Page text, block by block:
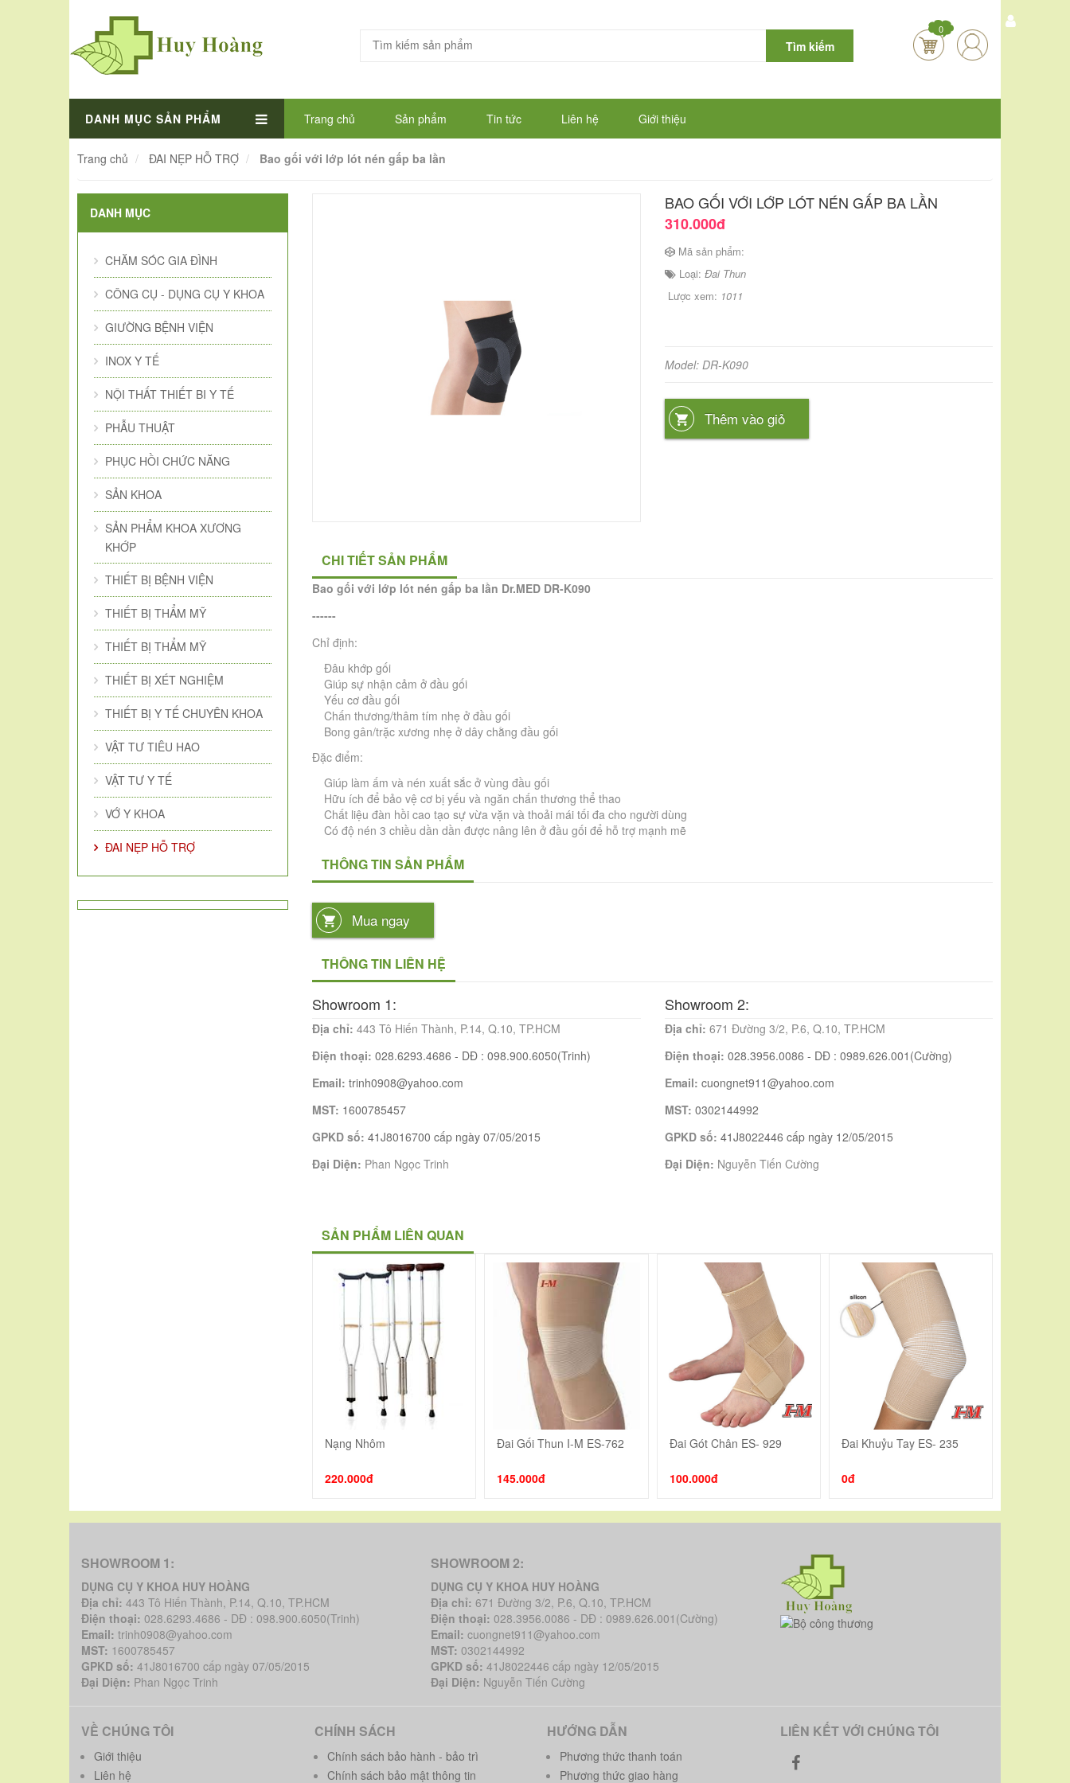
Tìm kiếm
0
DANH MỤC SẢN PHẨM Trang chủ Sản phẩm Tin tức Liên hệ Giới thiệu
Trang chủ ĐAI NẸP HỖ TRỢ Bao gối với lớp lót nén gấp ba lần
DANH MỤC
CHĂM SÓC GIA ĐÌNH
CÔNG CỤ - DỤNG CỤ Y KHOA
GIƯỜNG BỆNH VIỆN
INOX Y TẾ
NỘI THẤT THIẾT BI Y TẾ
PHẪU THUẬT
PHỤC HỒI CHỨC NĂNG
SẢN KHOA
SẢN PHẨM KHOA XƯƠNG
KHỚP
THIẾT BỊ BỆNH VIỆN
THIẾT BỊ THẨM MỸ
THIẾT BỊ THẨM MỸ
THIẾT BỊ XÉT NGHIỆM
THIẾT BỊ Y TẾ CHUYÊN KHOA
VẬT TƯ TIÊU HAO
VẬT TƯ Y TẾ
VỚ Y KHOA
ĐAI NẸP HỖ TRỢ
BAO GỐI VỚI LỚP LÓT NÉN GẤP BA LẦN
310.000đ
Mã sản phẩm:
Loại: Đai Thun
Lược xem: 1011
Model: DR-K090
Thêm vào giỏ
CHI TIẾT SẢN PHẨM
Bao gối với lớp lót nén gấp ba lần Dr.MED DR-K090
------
Chỉ định:
Đâu khớp gối
Giúp sự nhận cảm ở đầu gối
Yếu cơ đầu gối
Chấn thương/thâm tím nhẹ ở đầu gối
Bong gân/trặc xương nhẹ ở dây chằng đầu gối
Đặc điểm:
Giúp làm ấm và nén xuất sắc ở vùng đầu gối
Hữu ích để bảo vệ cơ bị yếu và ngăn chấn thương thể thao
Chất liệu đàn hồi cao tạo sự vừa vặn và thoải mái tối đa cho người dùng
Có độ nén 3 chiều dần dần được nâng lên ở đầu gối để hỗ trợ mạnh mẽ
THÔNG TIN SẢN PHẨM
Mua ngay
THÔNG TIN LIÊN HỆ
Showroom 1:
Địa chỉ: 443 Tô Hiến Thành, P.14, Q.10, TP.HCM
Điện thoại: 028.6293.4686 - DĐ : 098.900.6050(Trinh)
Email: trinh0908@yahoo.com
MST: 1600785457
GPKD số: 41J8016700 cấp ngày 07/05/2015
Đại Diện: Phan Ngọc Trinh
Showroom 2:
Địa chỉ: 671 Đường 3/2, P.6, Q.10, TP.HCM
Điện thoại: 028.3956.0086 - DĐ : 0989.626.001(Cường)
Email: cuongnet911@yahoo.com
MST: 0302144992
GPKD số: 41J8022446 cấp ngày 12/05/2015
Đại Diện: Nguyễn Tiến Cường
SẢN PHẨM LIÊN QUAN
Thêm vào giỏ
Nạng Nhôm
220.000đ
Thêm vào giỏ
Đai Gối Thun I-M ES-762
145.000đ
Thêm vào giỏ
Đai Gót Chân ES- 929
100.000đ
Thêm vào giỏ
Đai Khuỷu Tay ES- 235
0đ
SHOWROOM 1:
DỤNG CỤ Y KHOA HUY HOÀNG
Địa chỉ: 443 Tô Hiến Thành, P.14, Q.10, TP.HCM
Điện thoại: 028.6293.4686 - DĐ : 098.900.6050(Trinh)
Email: trinh0908@yahoo.com
MST: 1600785457
GPKD số: 41J8016700 cấp ngày 07/05/2015
Đại Diện: Phan Ngọc Trinh
SHOWROOM 2:
DỤNG CỤ Y KHOA HUY HOÀNG
Địa chỉ: 671 Đường 3/2, P.6, Q.10, TP.HCM
Điện thoại: 028.3956.0086 - DĐ : 0989.626.001(Cường)
Email: cuongnet911@yahoo.com
MST: 0302144992
GPKD số: 41J8022446 cấp ngày 12/05/2015
Đại Diện: Nguyễn Tiến Cường
VỀ CHÚNG TÔI
Giới thiệu
Liên hệ
CHÍNH SÁCH
Chính sách bảo hành - bảo trì
Chính sách bảo mật thông tin
HƯỚNG DẪN
Phương thức thanh toán
Phương thức giao hàng
LIÊN KẾT VỚI CHÚNG TÔI